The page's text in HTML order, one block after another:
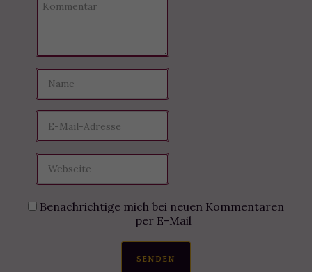
Benachrichtige mich bei neuen Kommentaren
per E-Mail
SENDEN